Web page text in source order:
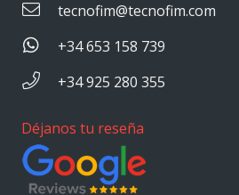
tecnofim@tecnofim.com
+34 653 158 739
+34 925 280 355
Déjanos tu reseña